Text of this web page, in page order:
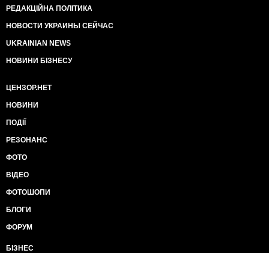
РЕДАКЦІЙНА ПОЛІТИКА
НОВОСТИ УКРАИНЫ СЕЙЧАС
UKRAINIAN NEWS
НОВИНИ БІЗНЕСУ
ЦЕНЗОР.НЕТ
НОВИНИ
ПОДІЇ
РЕЗОНАНС
ФОТО
ВІДЕО
ФОТОШОПИ
БЛОГИ
ФОРУМ
БІЗНЕС